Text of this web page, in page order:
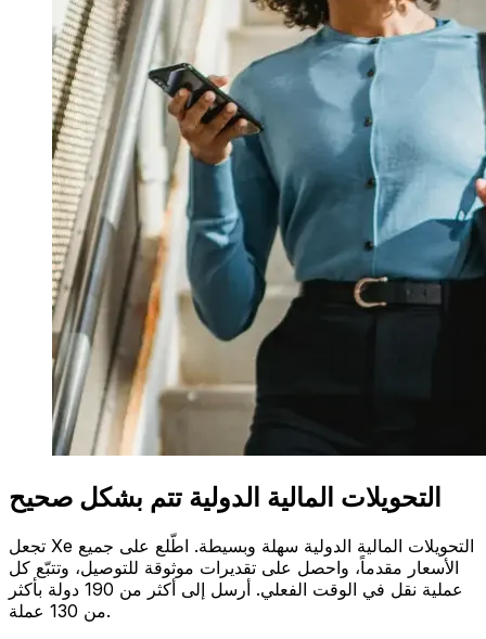
التحويلات المالية الدولية تتم بشكل صحيح
تجعل Xe التحويلات المالية الدولية سهلة وبسيطة. اطّلع على جميع
الأسعار مقدماً، واحصل على تقديرات موثوقة للتوصيل، وتتبّع كل
عملية نقل في الوقت الفعلي. أرسل إلى أكثر من 190 دولة بأكثر
من 130 عملة.